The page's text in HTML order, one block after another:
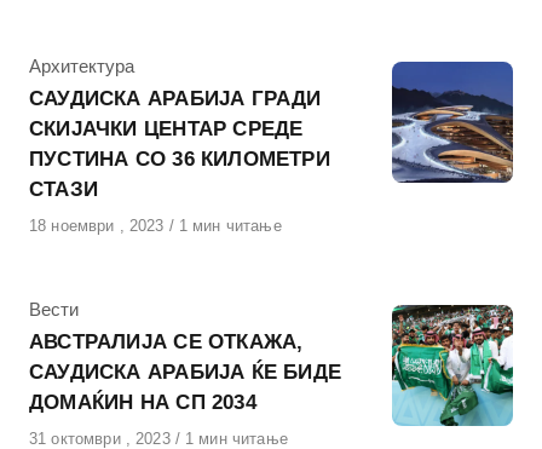
КАтегорија
Архитектура
САУДИСКА АРАБИЈА ГРАДИ
СКИЈАЧКИ ЦЕНТАР СРЕДЕ
ПУСТИНА СО 36 КИЛОМЕТРИ
СТАЗИ
Објавено
18 ноември , 2023 1 мин читање
КАтегорија
Вести
АВСТРАЛИЈА СЕ ОТКАЖА,
САУДИСКА АРАБИЈА ЌЕ БИДЕ
ДОМАЌИН НА СП 2034
Објавено
31 октомври , 2023 1 мин читање